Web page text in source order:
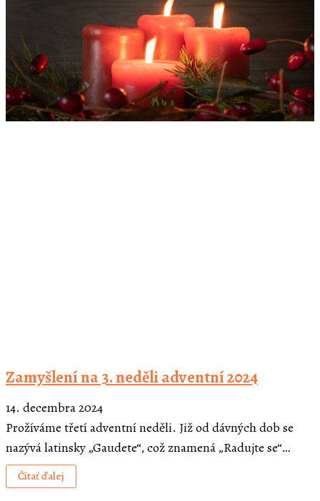
Zamyšlení na 3. neděli adventní 2024
14. decembra 2024
Prožíváme třetí adventní neděli. Již od dávných dob se
nazývá latinsky „Gaudete“, což znamená „Radujte se“…
Čítať ďalej